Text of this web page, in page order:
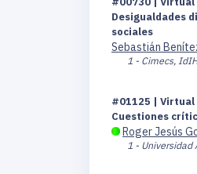
Desigualdades
sociales
Sebastián
1 - Cimecs,
#01125 | Virtual
Cuestiones
Roger Jesús
1 - Universidad